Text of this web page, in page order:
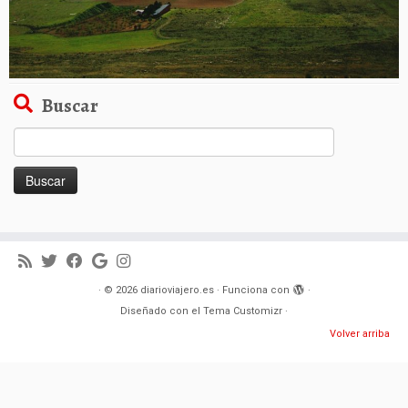
Buscar
· © 2026 diarioviajero.es· Funciona con
·
Diseñado con el Tema Customizr ·
Volver arriba